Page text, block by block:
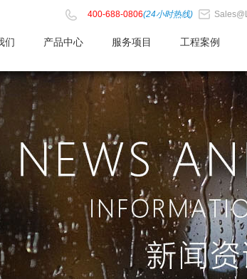
400-688-0806(24小时热线)
们 产品中心 服务项目 工程案例